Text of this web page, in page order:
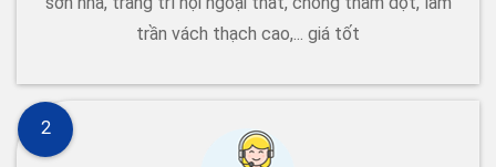
trần vách thạch cao,... giá tốt
2